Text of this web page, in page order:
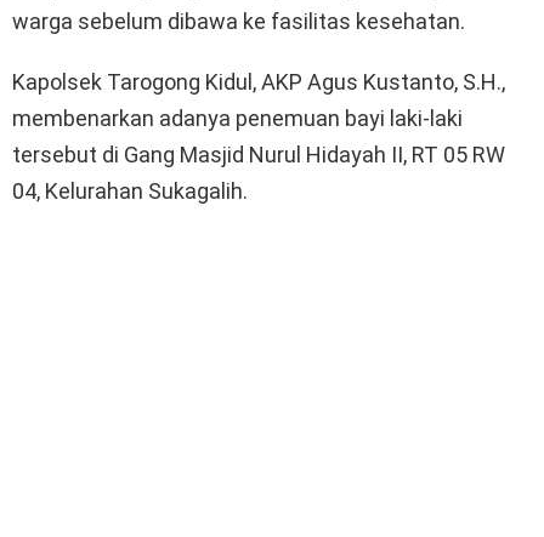
warga sebelum dibawa ke fasilitas kesehatan.
Kapolsek Tarogong Kidul, AKP Agus Kustanto, S.H.,
membenarkan adanya penemuan bayi laki-laki
tersebut di Gang Masjid Nurul Hidayah II, RT 05 RW
04, Kelurahan Sukagalih.